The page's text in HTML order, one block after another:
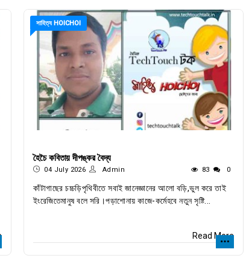
সাহিত্য HOICHOI
হৈচৈ কবিতায় দীপঙ্কর বৈদ্য
04 July 2026 Admin 83 0
কাঁটাগাছের চচ্চড়িপৃথিবীতে সবাই জানেজ্ঞানের আলো বড়ি,ভুল করে তাই
ইংরেজিতেমানুষ বলে সরি।পড়াশোনায় কাজে-কর্মেহবে নতুন সৃষ্টি...
Read More